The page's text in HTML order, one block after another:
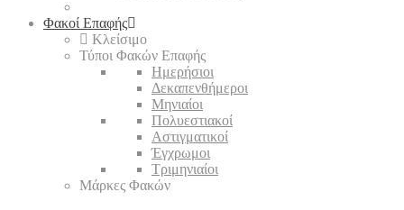
Φακοί Επαφής
Κλείσιμο
Τύποι Φακών Επαφής
Ημερήσιοι
Δεκαπενθήμεροι
Μηνιαίοι
Πολυεστιακοί
Αστιγματικοί
Έγχρωμοι
Τριμηνιαίοι
Μάρκες Φακών